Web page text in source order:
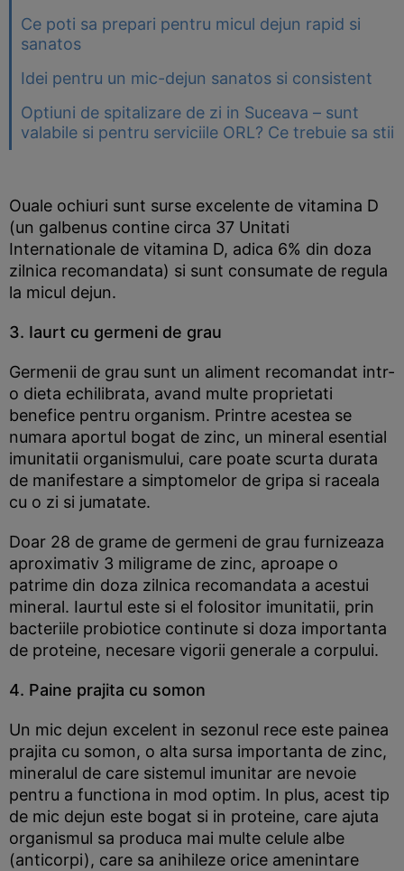
Ce poti sa prepari pentru micul dejun rapid si
sanatos
Idei pentru un mic-dejun sanatos si consistent
Optiuni de spitalizare de zi in Suceava – sunt
valabile si pentru serviciile ORL? Ce trebuie sa stii
Ouale ochiuri sunt surse excelente de vitamina D
(un galbenus contine circa 37 Unitati
Internationale de vitamina D, adica 6% din doza
zilnica recomandata) si sunt consumate de regula
la micul dejun.
3. Iaurt cu germeni de grau
Germenii de grau sunt un aliment recomandat intr-
o dieta echilibrata, avand multe proprietati
benefice pentru organism. Printre acestea se
numara aportul bogat de zinc, un mineral esential
imunitatii organismului, care poate scurta durata
de manifestare a simptomelor de gripa si raceala
cu o zi si jumatate.
Doar 28 de grame de germeni de grau furnizeaza
aproximativ 3 miligrame de zinc, aproape o
patrime din doza zilnica recomandata a acestui
mineral. Iaurtul este si el folositor imunitatii, prin
bacteriile probiotice continute si doza importanta
de proteine, necesare vigorii generale a corpului.
4. Paine prajita cu somon
Un mic dejun excelent in sezonul rece este painea
prajita cu somon, o alta sursa importanta de zinc,
mineralul de care sistemul imunitar are nevoie
pentru a functiona in mod optim. In plus, acest tip
de mic dejun este bogat si in proteine, care ajuta
organismul sa produca mai multe celule albe
(anticorpi), care sa anihileze orice amenintare